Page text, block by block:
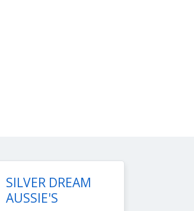
SILVER DREAM
AUSSIE'S